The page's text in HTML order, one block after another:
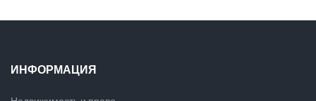
ИНФОРМАЦИЯ